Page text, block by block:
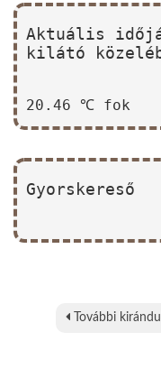
Aktuális
kilátó
20.46 ℃ fok
Gyorskereső
További